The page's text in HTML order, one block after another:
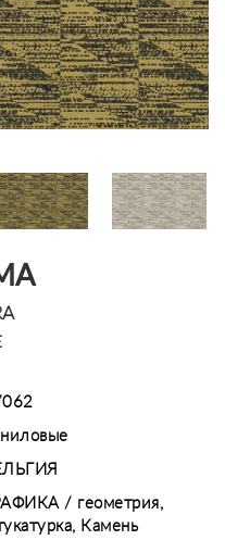
/ геометрия,
Камень